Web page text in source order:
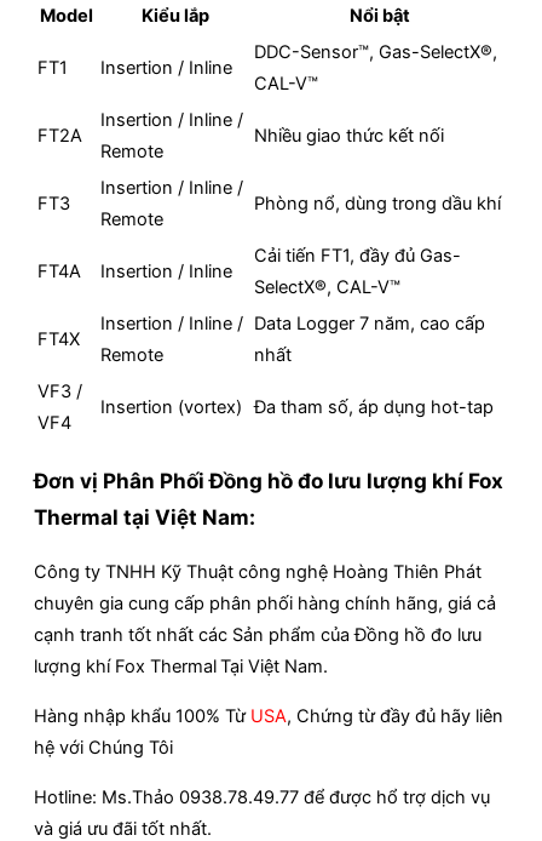
Model Kiểu lắp Nổi bật
FT1 Insertion / Inline
DDC-Sensor™, Gas-SelectX®,
CAL-V™
FT2A
Insertion / Inline /
Remote
Nhiều giao thức kết nối
FT3
Insertion / Inline /
Remote
Phòng nổ, dùng trong dầu khí
FT4A Insertion / Inline
Cải tiến FT1, đầy đủ Gas-
SelectX®, CAL-V™
FT4X
Insertion / Inline /
Remote
Data Logger 7 năm, cao cấp
nhất
VF3 /
VF4
Insertion (vortex) Đa tham số, áp dụng hot-tap
Đơn vị Phân Phối Đồng hồ đo lưu lượng khí Fox
Thermal tại Việt Nam:
Công ty TNHH Kỹ Thuật công nghệ Hoàng Thiên Phát
chuyên gia cung cấp phân phối hàng chính hãng, giá cả
cạnh tranh tốt nhất các Sản phẩm của Đồng hồ đo lưu
lượng khí Fox ThermalTại Việt Nam.
Hàng nhập khẩu 100% Từ USA, Chứng từ đầy đủ hãy liên
hệ với Chúng Tôi
Hotline: Ms.Thảo 0938.78.49.77 để được hổ trợ dịch vụ
và giá ưu đãi tốt nhất.